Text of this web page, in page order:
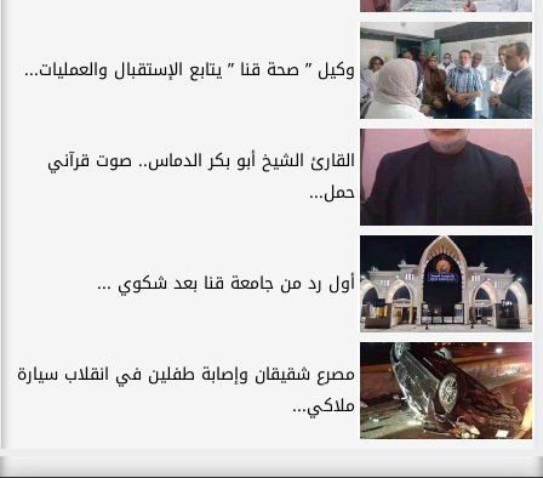
وكيل ” صحة قنا ” يتابع الإستقبال والعمليات...
القارئ الشيخ أبو بكر الدماس.. صوت قرآني
حمل...
أول رد من جامعة قنا بعد شكوي ...
مصرع شقيقان وإصابة طفلين في انقلاب سيارة
ملاكي...